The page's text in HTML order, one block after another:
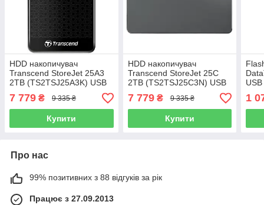
HDD накопичувач
Transcend StoreJet 25A3
2TB (TS2TSJ25A3K) USB
3.0 Black
7 779 ₴ 9 335 ₴
Купити
HDD накопичувач
Transcend StoreJet 25C
2TB (TS2TSJ25C3N) USB
3.0 Iron Gray
7 779₴ 9 335 ₴
Купити
1
Про нас
99% позитивних з 88 відгуків за рік
Працює з 27.09.2013